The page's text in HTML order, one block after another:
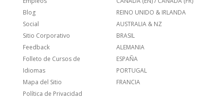
Links Relacionados
Contáctanos
¿Quienes somos?
Empleos
Blog
Social
Sitio Corporativo
Feedback
En todo el mundo
ESTADOS UNIDOS (EN)
ESTADOS UNIDOS (ES)
CANADÁ (EN)
REINO UNIDO & IRLANDA
AUSTRALIA & NZ
BRASIL